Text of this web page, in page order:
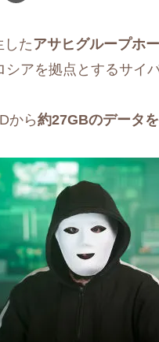
したアサヒグループホ
シアを拠点とするサイ
から約27GBのデータ